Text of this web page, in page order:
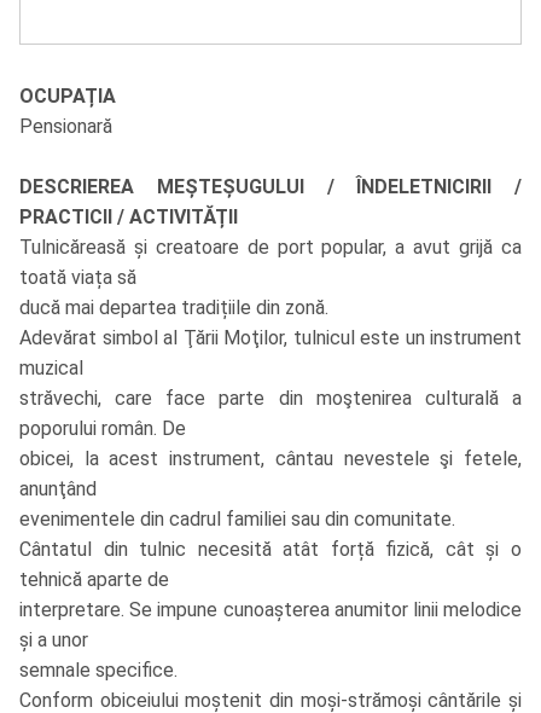
OCUPAȚIA
Pensionară
DESCRIEREA MEȘTEȘUGULUI / ÎNDELETNICIRII /
PRACTICII / ACTIVITĂȚII
Tulnicăreasă și creatoare de port popular, a avut grijă ca
toată viața să
ducă mai departea tradițiile din zonă.
Adevărat simbol al Ţării Moţilor, tulnicul este un instrument
muzical
străvechi, care face parte din moştenirea culturală a
poporului român. De
obicei, la acest instrument, cântau nevestele şi fetele,
anunţând
evenimentele din cadrul familiei sau din comunitate.
Cântatul din tulnic necesită atât forță fizică, cât și o
tehnică aparte de
interpretare. Se impune cunoașterea anumitor linii melodice
și a unor
semnale specifice.
Conform obiceiului moștenit din moși-strămoși cântările și